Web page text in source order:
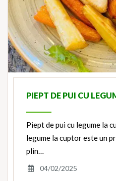
PIEPT DE PUI CU
Piept de pui cu legume la
legume la cuptor este un
plin…
04/02/2025